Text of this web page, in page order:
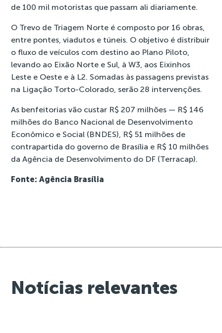
de 100 mil motoristas que passam ali diariamente.
O Trevo de Triagem Norte é composto por 16 obras,
entre pontes, viadutos e túneis. O objetivo é distribuir
o fluxo de veículos com destino ao Plano Piloto,
levando ao Eixão Norte e Sul, à W3, aos Eixinhos
Leste e Oeste e à L2. Somadas às passagens previstas
na Ligação Torto-Colorado, serão 28 intervenções.
As benfeitorias vão custar R$ 207 milhões — R$ 146
milhões do Banco Nacional de Desenvolvimento
Econômico e Social (BNDES), R$ 51 milhões de
contrapartida do governo de Brasília e R$ 10 milhões
da Agência de Desenvolvimento do DF (Terracap).
Fonte: Agência Brasília
Notícias relevantes